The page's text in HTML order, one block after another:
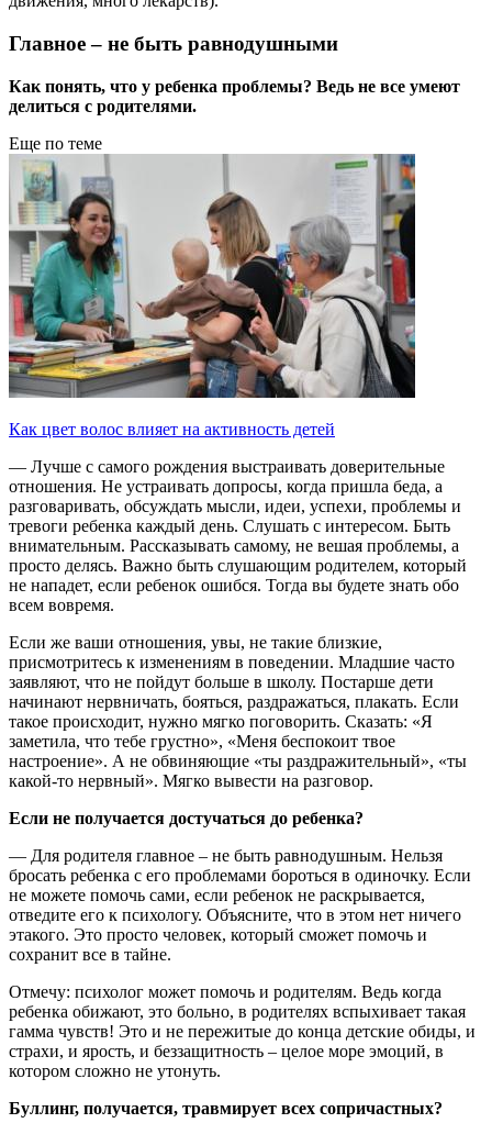
Главное – не быть равнодушными
Как понять, что у ребенка проблемы? Ведь не все умеют
делиться с родителями.
Еще по теме
Как цвет волос влияет на активность детей
— Лучше с самого рождения выстраивать доверительные
отношения. Не устраивать допросы, когда пришла беда, а
разговаривать, обсуждать мысли, идеи, успехи, проблемы и
тревоги ребенка каждый день. Слушать с интересом. Быть
внимательным. Рассказывать самому, не вешая проблемы, а
просто делясь. Важно быть слушающим родителем, который
не нападет, если ребенок ошибся. Тогда вы будете знать обо
всем вовремя.
Если же ваши отношения, увы, не такие близкие,
присмотритесь к изменениям в поведении. Младшие часто
заявляют, что не пойдут больше в школу. Постарше дети
начинают нервничать, бояться, раздражаться, плакать. Если
такое происходит, нужно мягко поговорить. Сказать: «Я
заметила, что тебе грустно», «Меня беспокоит твое
настроение». А не обвиняющие «ты раздражительный», «ты
какой-то нервный». Мягко вывести на разговор.
Если не получается достучаться до ребенка?
— Для родителя главное – не быть равнодушным. Нельзя
бросать ребенка с его проблемами бороться в одиночку. Если
не можете помочь сами, если ребенок не раскрывается,
отведите его к психологу. Объясните, что в этом нет ничего
этакого. Это просто человек, который сможет помочь и
сохранит все в тайне.
Отмечу: психолог может помочь и родителям. Ведь когда
ребенка обижают, это больно, в родителях вспыхивает такая
гамма чувств! Это и не пережитые до конца детские обиды, и
страхи, и ярость, и беззащитность – целое море эмоций, в
котором сложно не утонуть.
Буллинг, получается, травмирует всех сопричастных?